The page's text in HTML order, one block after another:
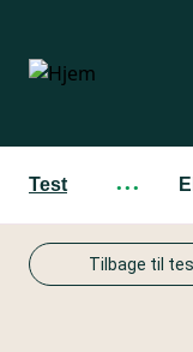
hovedindhold
Test ···
Tilbage til